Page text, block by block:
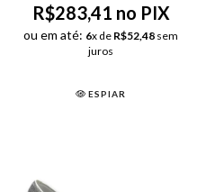
R$283,41 no PIX
ou em até: 6x de R$52,48 sem
juros
ESPIAR